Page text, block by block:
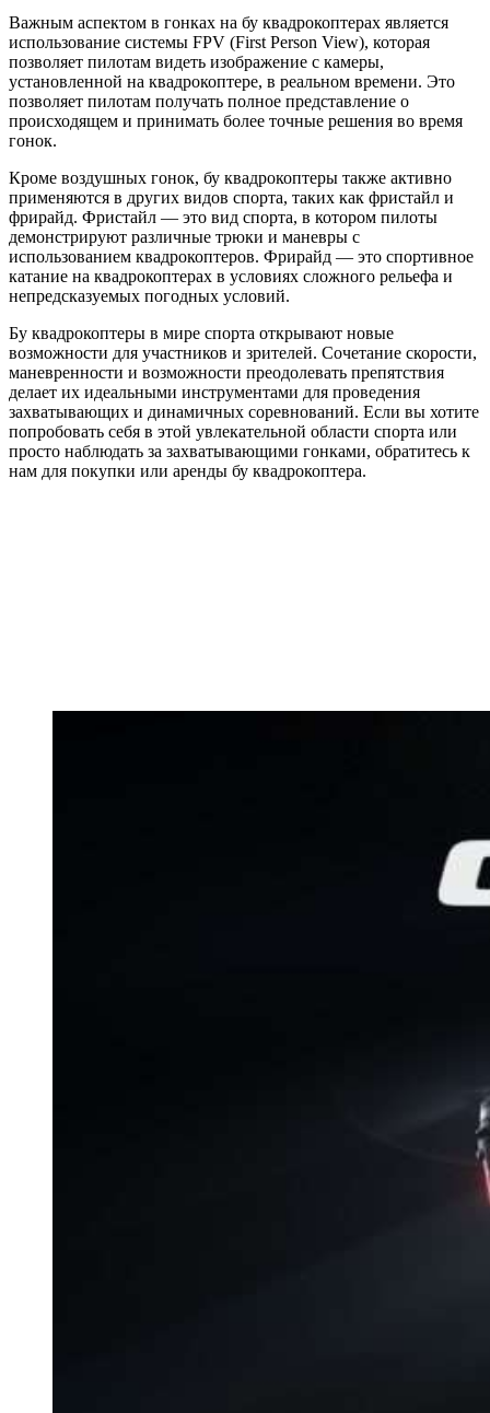
Важным аспектом в гонках на бу квадрокоптерах является
использование системы FPV (First Person View), которая
позволяет пилотам видеть изображение с камеры,
установленной на квадрокоптере, в реальном времени. Это
позволяет пилотам получать полное представление о
происходящем и принимать более точные решения во время
гонок.
Кроме воздушных гонок, бу квадрокоптеры также активно
применяются в других видов спорта, таких как фристайл и
фрирайд. Фристайл — это вид спорта, в котором пилоты
демонстрируют различные трюки и маневры с
использованием квадрокоптеров. Фрирайд — это спортивное
катание на квадрокоптерах в условиях сложного рельефа и
непредсказуемых погодных условий.
Бу квадрокоптеры в мире спорта открывают новые
возможности для участников и зрителей. Сочетание скорости,
маневренности и возможности преодолевать препятствия
делает их идеальными инструментами для проведения
захватывающих и динамичных соревнований. Если вы хотите
попробовать себя в этой увлекательной области спорта или
просто наблюдать за захватывающими гонками, обратитесь к
нам для покупки или аренды бу квадрокоптера.